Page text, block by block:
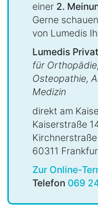
einer 2.
Gerne
von Lumedis
Lumedis
für
Osteopathie,
Medizin
direkt am
Kaiserstraße
60311
Zur Online-
Telefon 069